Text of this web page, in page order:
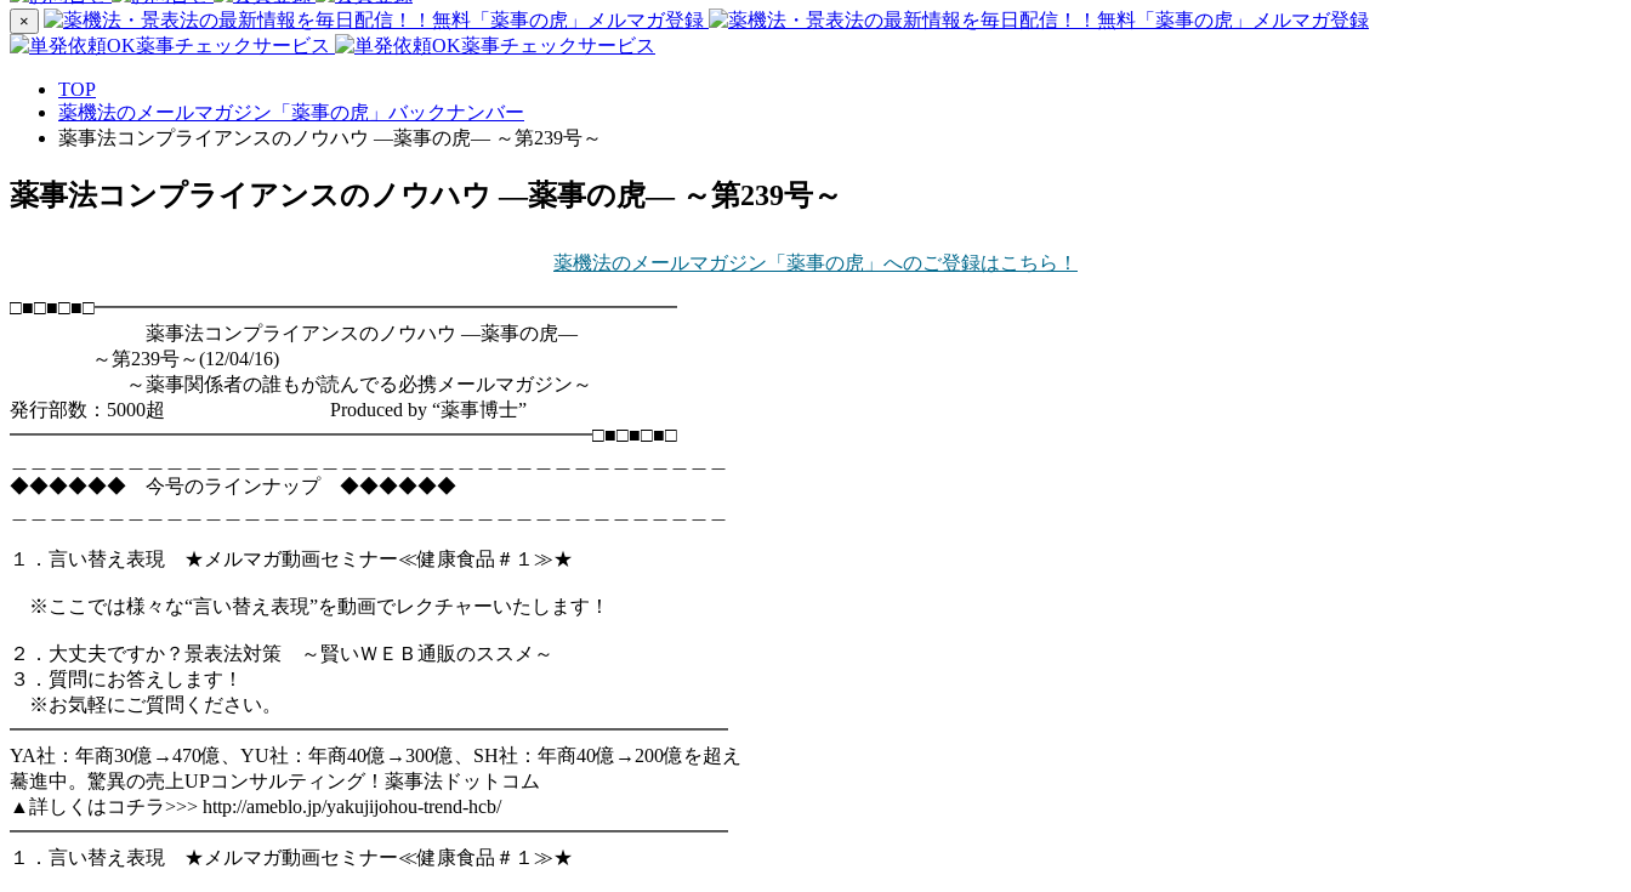
×
TOP
薬機法のメールマガジン「薬事の虎」バックナンバー
薬事法コンプライアンスのノウハウ ―薬事の虎― ～第239号～
薬事法コンプライアンスのノウハウ ―薬事の虎― ～第239号～
薬機法のメールマガジン「薬事の虎」へのご登録はこちら！
□■□■□■□━━━━━━━━━━━━━━━━━━━━━━━━━━━━━━
薬事法コンプライアンスのノウハウ ―薬事の虎―
～第239号～(12/04/16)
～薬事関係者の誰もが読んでる必携メールマガジン～
発行部数：5000超 Produced by “薬事博士”
━━━━━━━━━━━━━━━━━━━━━━━━━━━━━━□■□■□■□
◆◆◆◆◆◆ 今号のラインナップ ◆◆◆◆◆◆
１．言い替え表現 ★メルマガ動画セミナー≪健康食品＃１≫★
※ここでは様々な“言い替え表現”を動画でレクチャーいたします！
２．大丈夫ですか？景表法対策 ～賢いＷＥＢ通販のススメ～
３．質問にお答えします！
※お気軽にご質問ください。
━━━━━━━━━━━━━━━━━━━━━━━━━━━━━━━━━━━━━
YA社：年商30億→470億、YU社：年商40億→300億、SH社：年商40億→200億を超え
驀進中。驚異の売上UPコンサルティング！薬事法ドットコム
▲詳しくはコチラ>>> http://ameblo.jp/yakujijohou-trend-hcb/
━━━━━━━━━━━━━━━━━━━━━━━━━━━━━━━━━━━━━
１．言い替え表現 ★メルマガ動画セミナー≪健康食品＃１≫★